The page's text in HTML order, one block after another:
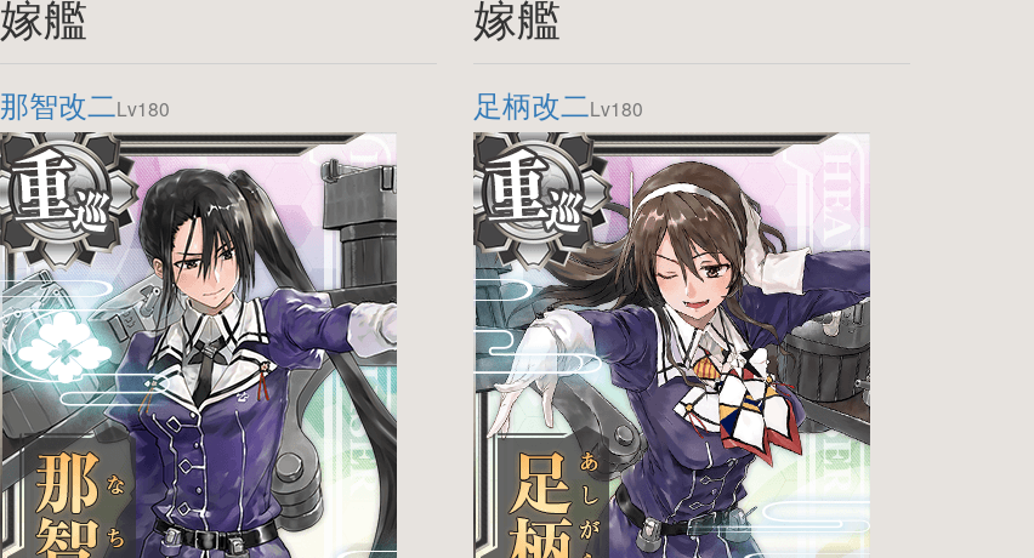
嫁艦
那智改二Lv180
嫁艦
足柄改二Lv180